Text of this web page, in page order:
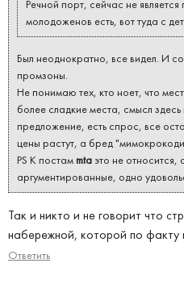
Речной порт, сейчас не
молодоженов есть, вот туда с
Был неоднократно, все видел. И
промзоны.
Не понимаю тех, кто ноет, что
более сладкие места, смысл здесь
предложение, есть спрос, все
цены растут, а бред
PS К постам mta это не относится,
аргументированные, одно
Так и никто и не говорит что
набережной, которой по факту
Ответить